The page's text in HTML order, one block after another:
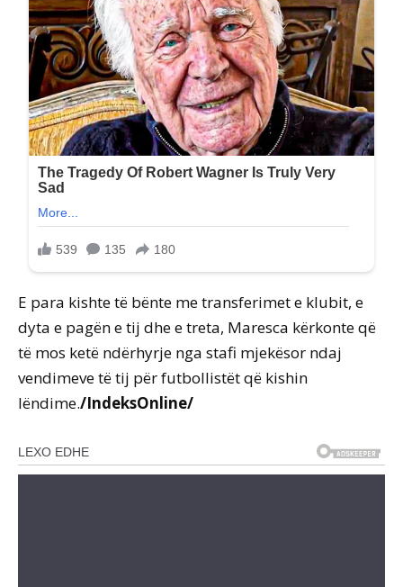
E para kishte të bënte me transferimet e klubit, e
dyta e pagën e tij dhe e treta, Maresca kërkonte që
të mos ketë ndërhyrje nga stafi mjekësor ndaj
vendimeve të tij për futbollistët që kishin
lëndime./IndeksOnline/